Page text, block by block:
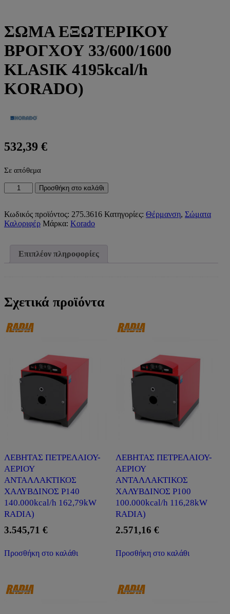
ΣΩΜΑ ΕΞΩΤΕΡΙΚΟΥ
ΒΡΟΓΧΟΥ 33/600/1600
KLASIK 4195kcal/h
KORADO)
532,39 €
Σε απόθεμα
ΣΩΜΑ
ΕΞΩΤΕΡΙΚΟΥ
33/600/1600
KLASIK
ποσότητα
Προσθήκη στο καλάθι
Κωδικός προϊόντος: 275.3616 Κατηγορίες: Θέρμανση, Σώματα
Καλοριφέρ Μάρκα: Korado
Επιπλέον πληροφορίες
Σχετικά προϊόντα
ΛΕΒΗΤΑΣ ΠΕΤΡΕΛΑΙΟΥ-
ΑΕΡΙΟΥ
ΑΝΤΑΛΛΑΚΤΙΚΟΣ
ΧΑΛΥΒΔΙΝΟΣ P140
140.000kcal/h 162,79kW
RADIA)
3.545,71 €
Προσθήκη στο καλάθι
ΛΕΒΗΤΑΣ ΠΕΤΡΕΛΑΙΟΥ-
ΑΕΡΙΟΥ
ΑΝΤΑΛΛΑΚΤΙΚΟΣ
ΧΑΛΥΒΔΙΝΟΣ P100
100.000kcal/h 116,28kW
RADIA)
2.571,16 €
Προσθήκη στο καλάθι